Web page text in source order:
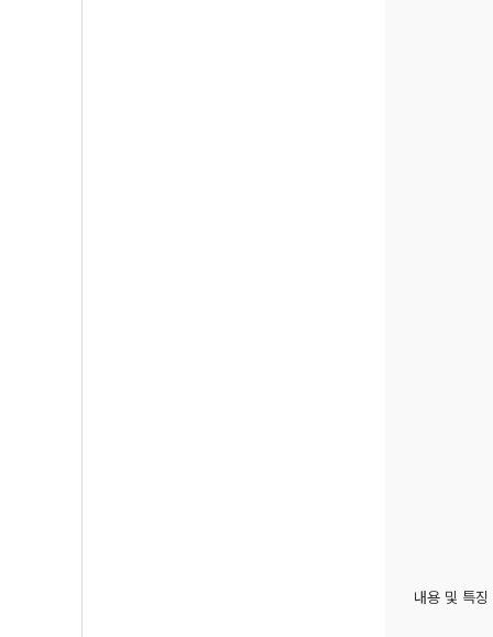
내용 및 특징